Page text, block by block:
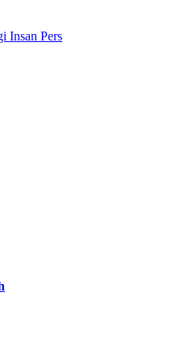
Insan Pers